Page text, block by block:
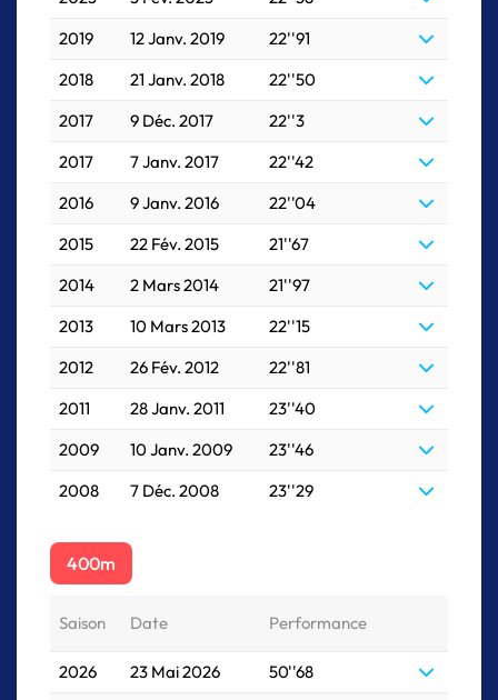
2019
12 Janv. 2019
22''91
2018
21 Janv. 2018
22''50
2017
9 Déc. 2017
22''3
2017
7 Janv. 2017
22''42
2016
9 Janv. 2016
22''04
2015
22 Fév. 2015
21''67
2014
2 Mars 2014
21''97
2013
10 Mars 2013
22''15
2012
26 Fév. 2012
22''81
2011
28 Janv. 2011
23''40
2009
10 Janv. 2009
23''46
2008
7 Déc. 2008 23''29
400m
Saison Date Performance
2026 23 Mai 2026
50''68